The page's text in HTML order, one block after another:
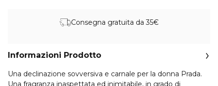
Consegna gratuita da 35€
Informazioni Prodotto
Una declinazione sovversiva e carnale per la donna Prada.
Una fragranza inaspettata ed inimitabile, in grado di